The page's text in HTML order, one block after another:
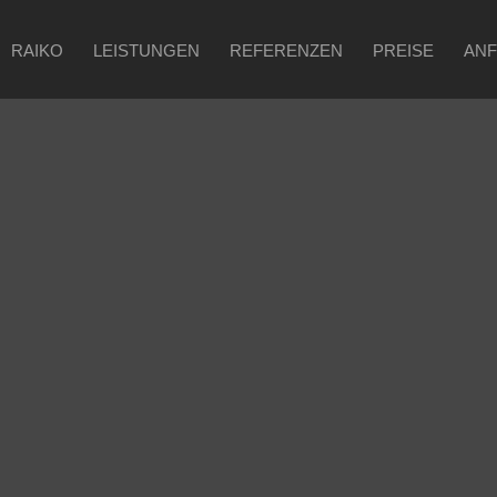
RAIKO LEISTUNGEN REFERENZEN PREISE